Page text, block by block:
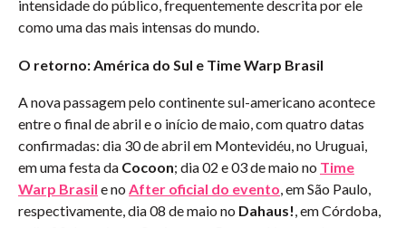
intensidade do público, frequentemente descrita por ele
como uma das mais intensas do mundo.
O retorno: América do Sul e Time Warp Brasil
A nova passagem pelo continente sul-americano acontece
entre o final de abril e o início de maio, com quatro datas
confirmadas: dia 30 de abril em Montevidéu, no Uruguai,
em uma festa da Cocoon; dia 02 e 03 de maio no Time
Warp Brasil e no After oficial do evento, em São Paulo,
respectivamente, dia 08 de maio no Dahaus!, em Córdoba,